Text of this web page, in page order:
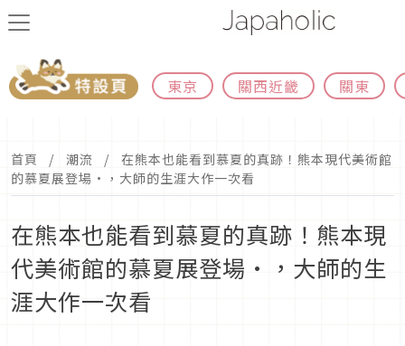
東京 關西近畿 關東
首頁 潮流
在熊本也能看到慕夏的真跡！熊本現代美術館
的慕夏展登場·，大師的生涯大作一次看
在熊本也能看到慕夏的真跡！熊本現
代美術館的慕夏展登場·，大師的生
涯大作一次看